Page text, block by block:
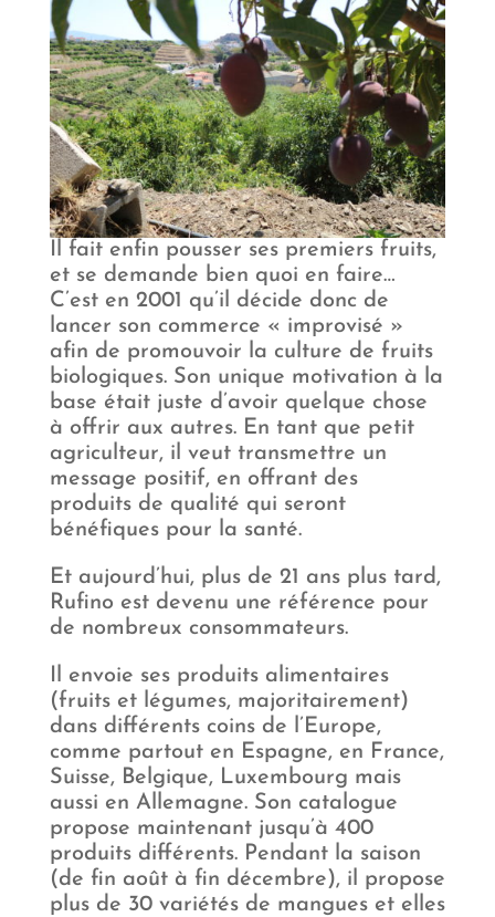
Il fait enfin pousser ses premiers fruits,
et se demande bien quoi en faire…
C’est en 2001 qu’il décide donc de
lancer son commerce « improvisé »
afin de promouvoir la culture de fruits
biologiques. Son unique motivation à la
base était juste d’avoir quelque chose
à offrir aux autres. En tant que petit
agriculteur, il veut transmettre un
message positif, en offrant des
produits de qualité qui seront
bénéfiques pour la santé.
Et aujourd’hui, plus de 21 ans plus tard,
Rufino est devenu une référence pour
de nombreux consommateurs.
Il envoie ses produits alimentaires
(fruits et légumes, majoritairement)
dans différents coins de l’Europe,
comme partout en Espagne, en France,
Suisse, Belgique, Luxembourg mais
aussi en Allemagne. Son catalogue
propose maintenant jusqu’à 400
produits différents. Pendant la saison
(de fin août à fin décembre), il propose
plus de 30 variétés de mangues et elles